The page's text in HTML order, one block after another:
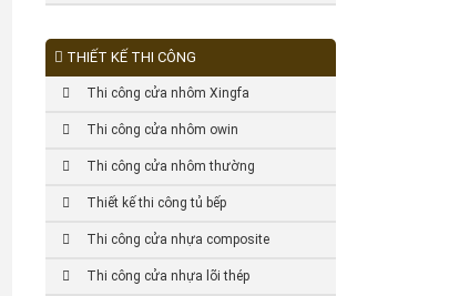
THIẾT KẾ THI CÔNG
Thi công cửa nhôm Xingfa
Thi công cửa nhôm owin
Thi công cửa nhôm thường
Thiết kế thi công tủ bếp
Thi công cửa nhựa composite
Thi công cửa nhựa lõi thép